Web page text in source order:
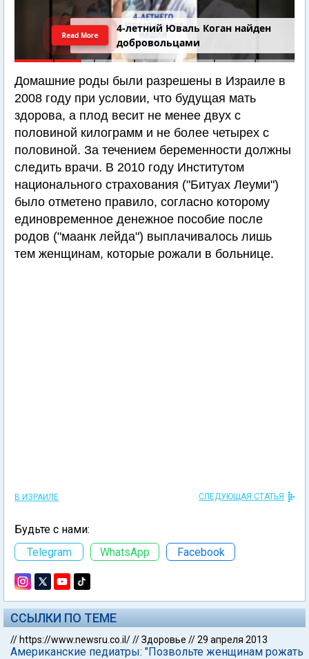
4-летний Юваль Коган найден
добровольцами
Read More
Домашние роды были разрешены в Израиле в
2008 году при условии, что будущая мать
здорова, а плод весит не менее двух с
половиной килограмм и не более четырех с
половиной. За течением беременности должны
следить врачи. В 2010 году Институтом
национального страхования ("Битуах Леуми")
было отметено правило, согласно которому
единовременное денежное пособие после
родов ("маанк лейда") выплачивалось лишь
тем женщинам, которые рожали в больнице.
В ИЗРАИЛЕ СЛЕДУЮЩАЯ СТАТЬЯ
Будьте с нами:
Telegram
WhatsApp Facebook
ССЫЛКИ ПО ТЕМЕ
// https://www.newsru.co.il///Здоровье //29 апреля 2013
Американские педиатры: "Позвольте женщинам рожать